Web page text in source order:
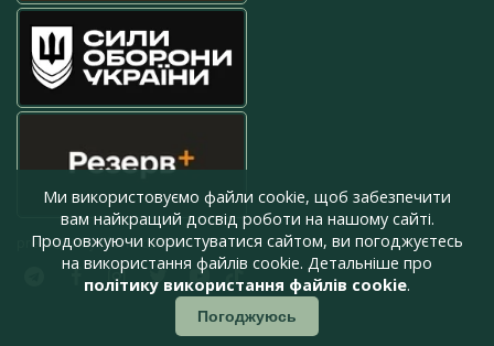
press@armyinform.com.ua
Ми використовуємо файли cookie, щоб забезпечити
вам найкращий досвід роботи на нашому сайті.
Продовжуючи користуватися сайтом, ви погоджуєтесь
на використання файлів cookie. Детальніше про
політику використання файлів cookie.
Погоджуюсь